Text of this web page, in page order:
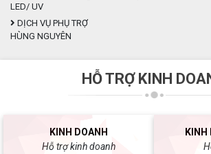
LED/ UV
DỊCH VỤ PHỤ TRỢ
HÙNG NGUYÊN
HỖ TRỢ KINH
KINH DOANH
Hỗ trợ kinh doanh
KINH